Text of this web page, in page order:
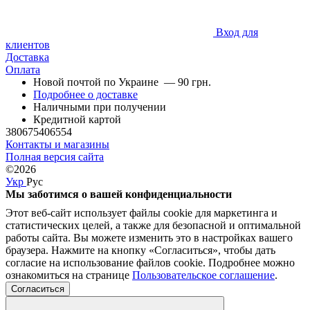
Вход для
клиентов
Доставка
Оплата
Новой почтой по Украине — 90 грн.
Подробнее о доставке
Наличными при получении
Кредитной картой
380675406554
Контакты и магазины
Полная версия сайта
©2026
Укр Рус
Мы заботимся о вашей конфиденциальности
Этот веб-сайт использует файлы cookie для маркетинга и
статистических целей, а также для безопасной и оптимальной
работы сайта. Вы можете изменить это в настройках вашего
браузера. Нажмите на кнопку «Согласиться», чтобы дать
согласие на использование файлов cookie. Подробнее можно
ознакомиться на странице Пользовательское соглашение.
Согласиться